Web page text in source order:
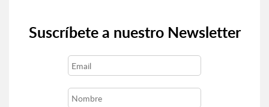
Suscríbete a nuestro Newsletter